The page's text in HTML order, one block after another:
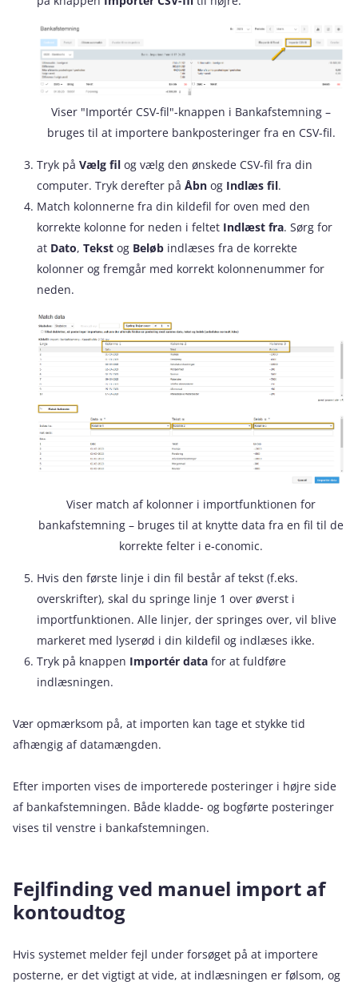
Viser "Importér CSV-fil"-knappen i Bankafstemning –
bruges til at importere bankposteringer fra en CSV-fil.
Tryk på Vælg fil og vælg den ønskede CSV-fil fra din
computer. Tryk derefter på Åbn og Indlæs fil.
Match kolonnerne fra din kildefil for oven med den
korrekte kolonne for neden i feltet Indlæst fra. Sørg for
at Dato, Tekst og Beløb indlæses fra de korrekte
kolonner og fremgår med korrekt kolonnenummer for
neden.
Viser match af kolonner i importfunktionen for
bankafstemning – bruges til at knytte data fra en fil til de
korrekte felter i e‑conomic.
Hvis den første linje i din fil består af tekst (f.eks.
overskrifter), skal du springe linje 1 over øverst i
importfunktionen. Alle linjer, der springes over, vil blive
markeret med lyserød i din kildefil og indlæses ikke.
Tryk på knappen Importér data for at fuldføre
indlæsningen.
Vær opmærksom på, at importen kan tage et stykke tid
afhængig af datamængden.
Efter importen vises de importerede posteringer i højre side
af bankafstemningen. Både kladde- og bogførte posteringer
vises til venstre i bankafstemningen.
Fejlfinding ved manuel import af
kontoudtog
Hvis systemet melder fejl under forsøget på at importere
posterne, er det vigtigt at vide, at indlæsningen er følsom, og